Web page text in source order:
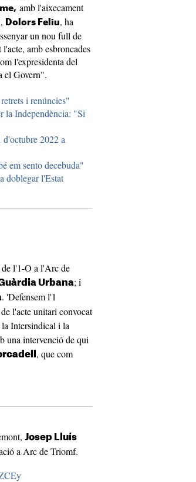
amb l'aixecament
Dolors Feliu, ha
un nou full de
amb esbroncades
l'expresidenta del
el Govern".
i renúncies"
la Independència: "Si
d'octubre 2022 a
em sento decebuda"
doblegar l'Estat
de l'1-O a l'Arc de
Urbana; i
. 'Defensem l'1
l'acte unitari convocat
Intersindical i la
una intervenció de qui
, que com
Josep Lluís
a Arc de Triomf.